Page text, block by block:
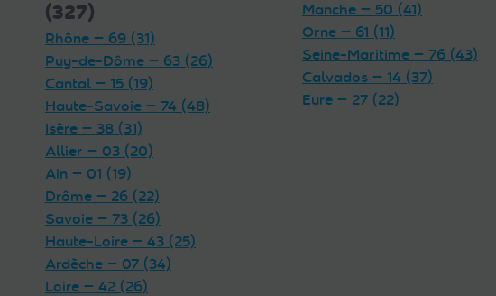
(327)
Rhône — 69 (31)
Puy-de-Dôme — 63 (26)
Cantal — 15 (19)
Haute-Savoie — 74 (48)
Isère — 38 (31)
Allier — 03 (20)
Ain — 01 (19)
Drôme — 26 (22)
Savoie — 73 (26)
Haute-Loire — 43 (25)
Ardèche — 07 (34)
Loire — 42 (26)
Manche — 50 (41)
Orne — 61 (11)
Seine-Maritime — 76 (43)
Calvados — 14 (37)
Eure — 27 (22)